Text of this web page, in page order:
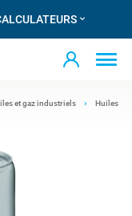
et gaz industriels Huiles